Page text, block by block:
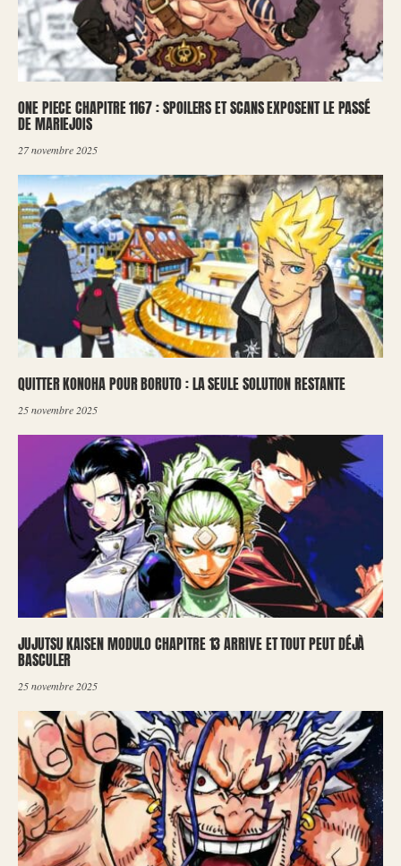
ONE PIECE CHAPITRE 1167 : SPOILERS ET SCANS EXPOSENT LE PASSÉ
DE MARIEJOIS
27 novembre 2025
QUITTER KONOHA POUR BORUTO : LA SEULE SOLUTION RESTANTE
25 novembre 2025
JUJUTSU KAISEN MODULO CHAPITRE 13 ARRIVE ET TOUT PEUT DÉJÀ
BASCULER
25 novembre 2025